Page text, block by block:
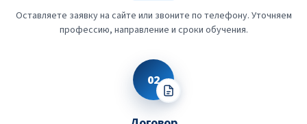
Оставляете заявку на сайте или звоните по телефону. Уточняем
профессию, направление и сроки обучения.
02